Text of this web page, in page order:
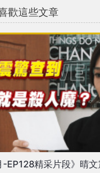
歡這些文章
-EP128精采片段》晴